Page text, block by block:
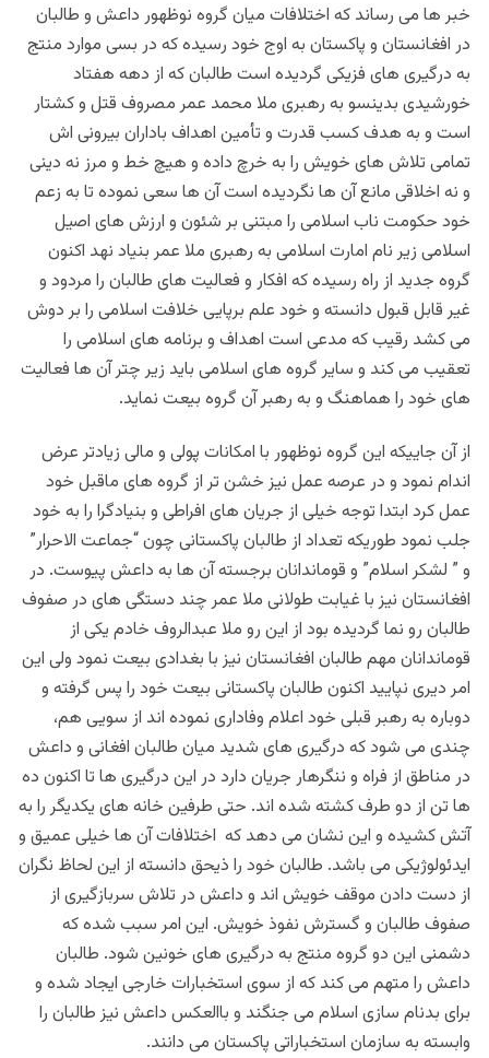
خبر ها می رساند که اختلافات میان گروه نوظهور داعش و طالبان
در افغانستان و پاکستان به اوج خود رسیده که در بسی موارد منتج
به درگیری های فزیکی گردیده است طالبان که از دهه هفتاد
خورشیدی بدینسو به رهبری ملا محمد عمر مصروف قتل و کشتار
است و به هدف کسب قدرت و تأمین اهداف باداران بیرونی اش
تمامی تلاش های خویش را به خرچ داده و هیچ خط و مرز نه دینی
و نه اخلاقی مانع آن ها نگردیده است آن ها سعی نموده تا به زعم
خود حکومت ناب اسلامی را مبتنی بر شئون و ارزش های اصیل
اسلامی زیر نام امارت اسلامی به رهبری ملا عمر بنیاد نهد اکنون
گروه جدید از راه رسیده که افکار و فعالیت های طالبان را مردود و
غیر قابل قبول دانسته و خود علم برپایی خلافت اسلامی را بر دوش
می کشد رقیب که مدعی است اهداف و برنامه های اسلامی را
تعقیب می کند و سایر گروه های اسلامی باید زیر چتر آن ها فعالیت
های خود را هماهنگ و به رهبر آن گروه بیعت نماید.
از آن جایی­که این گروه نوظهور با امکانات پولی و مالی زیادتر عرض
اندام نمود و در عرصه عمل نیز خشن تر از گروه های ماقبل خود
عمل کرد ابتدا توجه خیلی از جریان های افراطی و بنیادگرا را به خود
جلب نمود طوریکه تعداد از طالبان پاکستانی چون “جماعت الاحرار”
و ” لشکر اسلام” و قوماندانان برجسته آن ها به داعش پیوست. در
افغانستان نیز با غیابت طولانی ملا عمر چند دستگی های در صفوف
طالبان رو نما گردیده بود از این رو ملا عبدالروف خادم یکی از
قوماندانان مهم طالبان افغانستان نیز با بغدادی بیعت نمود ولی این
امر دیری نپایید اکنون طالبان پاکستانی بیعت خود را پس گرفته و
دوباره به رهبر قبلی خود اعلام وفاداری نموده اند از سویی هم،
چندی می شود که درگیری های شدید میان طالبان افغانی و داعش
در مناطق از فراه و ننگرهار جریان دارد در این درگیری ها تا اکنون ده
ها تن از دو طرف کشته شده اند. حتی طرفین خانه های یکدیگر را به
آتش کشیده و این نشان می دهد که اختلافات آن ها خیلی عمیق و
ایدئولوژیکی می باشد. طالبان خود را ذیحق دانسته از این لحاظ نگران
از دست دادن موقف خویش اند و داعش در تلاش سربازگیری از
صفوف طالبان و گسترش نفوذ خویش. این امر سبب شده که
دشمنی این دو گروه منتج به درگیری های خونین شود. طالبان
داعش را متهم می کند که از سوی استخبارات خارجی ایجاد شده و
برای بدنام سازی اسلام می جنگند و باالعکس داعش نیز طالبان را
وابسته به سازمان استخباراتی پاکستان می دانند.